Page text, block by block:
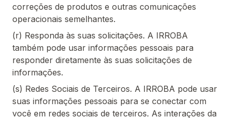
correções de produtos e outras comunicações
operacionais semelhantes.
(r) Responda às suas solicitações. A IRROBA
também pode usar informações pessoais para
responder diretamente às suas solicitações de
informações.
(s) Redes Sociais de Terceiros. A IRROBA pode usar
suas informações pessoais para se conectar com
você em redes sociais de terceiros. As interações da